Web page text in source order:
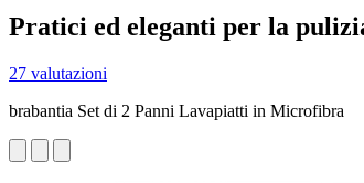
Pratici ed eleganti per la
27 valutazioni
brabantia Set di 2 Panni Lavapiatti in Microfibra